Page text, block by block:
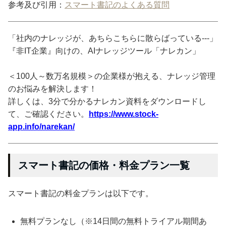
参考及び引用： スマート書記のよくある質問
「社内のナレッジが、あちらこちらに散らばっている---」
『非IT企業』向けの、AIナレッジツール「ナレカン」
＜100人～数万名規模＞の企業様が抱える、ナレッジ管理
のお悩みを解決します！
詳しくは、3分で分かるナレカン資料をダウンロードし
て、ご確認ください。
https://www.stock-
app.info/narekan/
スマート書記の価格・料金プラン一覧
スマート書記の料金プランは以下です。
無料プランなし（※14日間の無料トライアル期間あ